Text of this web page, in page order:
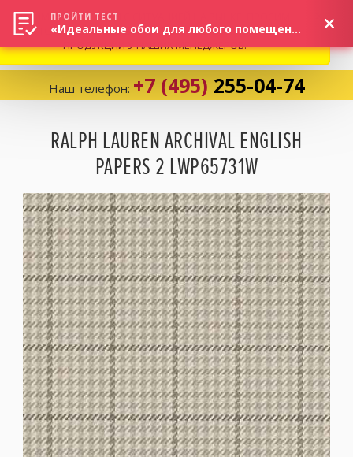
Корзина:0
Избранное:0 товаров
Каталог
Компания
Личный кабинет
Москва (сменить город)
Заказать обратный звонок
Наш телефон: +7 (495) 255-04-74
RALPH LAUREN ARCHIVAL ENGLISH
PAPERS 2 LWP65731W
ВНИМАНИЕ! В СВЯЗИ С СИТУАЦИЕЙ НА РЫНКЕ, ПРОСИМ
УТОЧНЯТЬ АКТУАЛЬНУЮ СТОИМОСТЬ И НАЛИЧИЕ
ПРОДУКЦИИ У НАШИХ МЕНЕДЖЕРОВ.
ПРОЙТИ ТЕСТ
«Идеальные обои для любого помещения!»